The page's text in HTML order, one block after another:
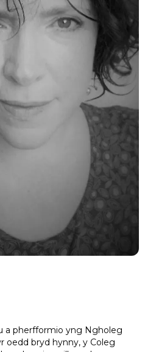
a pherfformio yng Ngholeg
oedd bryd hynny, y Coleg